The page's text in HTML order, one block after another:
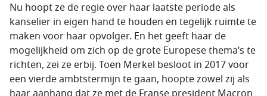
Nu hoopt ze de regie over haar laatste periode als
kanselier in eigen hand te houden en tegelijk ruimte te
maken voor haar opvolger. En het geeft haar de
mogelijkheid om zich op de grote Europese thema’s te
richten, zei ze erbij. Toen Merkel besloot in 2017 voor
een vierde ambtstermijn te gaan, hoopte zowel zij als